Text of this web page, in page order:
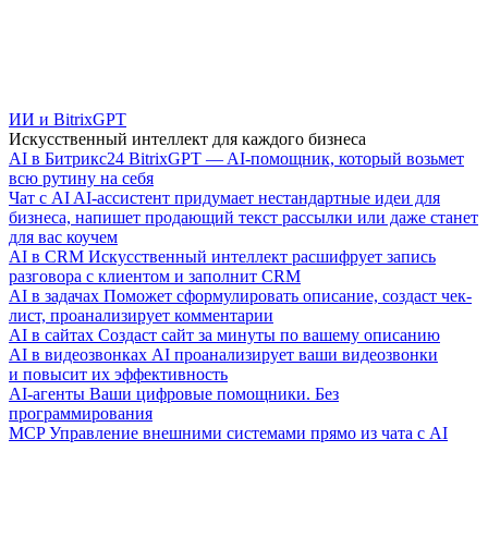
ИИ и BitrixGPT
Искусственный интеллект для каждого бизнеса
AI в Битрикс24 BitrixGPT — AI-помощник, который возьмет
всю рутину на себя
Чат с AI AI-ассистент придумает нестандартные идеи для
бизнеса, напишет продающий текст рассылки или даже станет
для вас коучем
AI в CRM Искусственный интеллект расшифрует запись
разговора с клиентом и заполнит CRM
AI в задачах Поможет сформулировать описание, создаст чек-
лист, проанализирует комментарии
AI в сайтах Создаст сайт за минуты по вашему описанию
AI в видеозвонках AI проанализирует ваши видеозвонки
и повысит их эффективность
AI-агенты Ваши цифровые помощники. Без
программирования
MCP Управление внешними системами прямо из чата с AI